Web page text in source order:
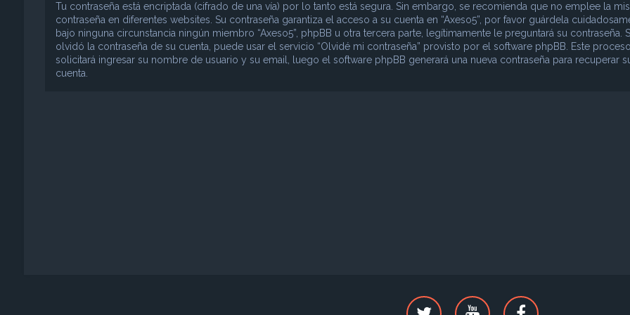
Tu contraseña está encriptada (cifrado de una vía) por lo tanto está segura. Sin embargo, se recomienda que no emplee la
contraseña en diferentes websites. Su contraseña garantiza el acceso a su cuenta en “Axeso5”, por favor guárdela
bajo ninguna circunstancia ningún miembro “Axeso5”, phpBB u otra tercera parte, legítimamente le preguntará su contraseña.
olvidó la contraseña de su cuenta, puede usar el servicio “Olvidé mi contraseña” provisto por el software phpBB. Este
solicitará ingresar su nombre de usuario y su email, luego el software phpBB generará una nueva contraseña para recuperar
cuenta.